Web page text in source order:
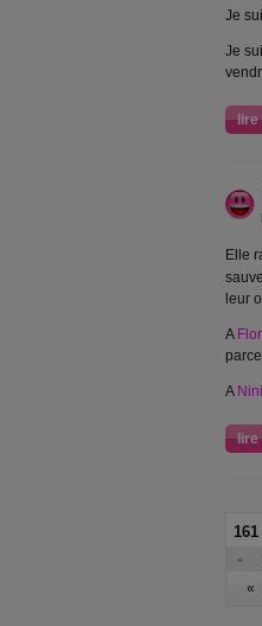
Je
Je
lire
Elle
leur
A
A
lire
«
«